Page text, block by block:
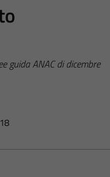
guida ANAC di dicembre